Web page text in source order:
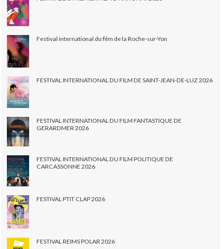
Festival international du film de la Roche-sur-Yon
FESTIVAL INTERNATIONAL DU FILM DE SAINT-JEAN-DE-LUZ 2026
FESTIVAL INTERNATIONAL DU FILM FANTASTIQUE DE
GERARDMER 2026
FESTIVAL INTERNATIONAL DU FILM POLITIQUE DE
CARCASSONNE 2026
FESTIVAL PTIT CLAP 2026
FESTIVAL REIMS POLAR 2026